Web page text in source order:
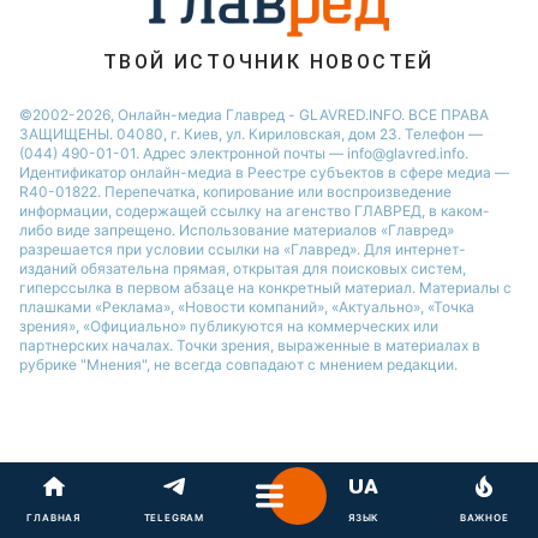
ТВОЙ ИСТОЧНИК НОВОСТЕЙ
©2002-2026, Онлайн-медиа Главред - GLAVRED.INFO. ВСЕ ПРАВА
ЗАЩИЩЕНЫ. 04080, г. Киев, ул. Кириловская, дом 23. Телефон —
(044) 490-01-01. Адрес электронной почты — info@glavred.info.
Идентификатор онлайн-медиа в Реестре cубъектов в сфере медиа —
R40-01822. Перепечатка, копирование или воспроизведение
информации, содержащей ссылку на агенство ГЛАВРЕД, в каком-
либо виде запрещено. Использование материалов «Главред»
разрешается при условии ссылки на «Главред». Для интернет-
изданий обязательна прямая, открытая для поисковых систем,
гиперссылка в первом абзаце на конкретный материал. Материалы с
плашками «Реклама», «Новости компаний», «Актуально», «Точка
зрения», «Официально» публикуются на коммерческих или
партнерских началах. Точки зрения, выраженные в материалах в
рубрике "Мнения", не всегда совпадают с мнением редакции.
ГЛАВНАЯ TELEGRAM ЯЗЫК ВАЖНОЕ